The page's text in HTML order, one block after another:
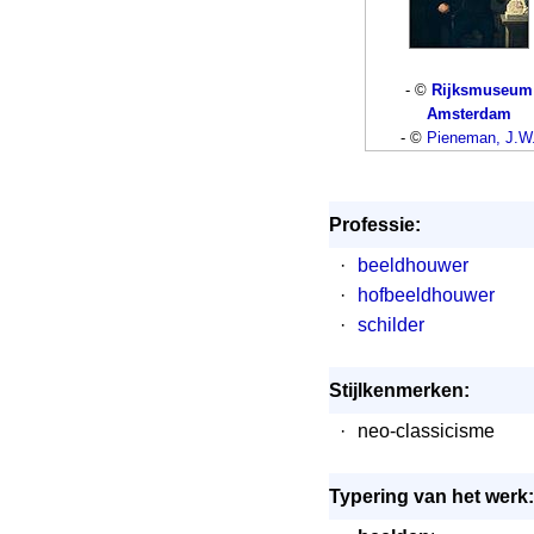
- © Rijksmuseum
Amsterdam
- © Pieneman,
Professie:
·
beeldhouwer
·
hofbeeldhouwer
·
schilder
Stijlkenmerken:
·
neo-classicisme
Typering van het werk: